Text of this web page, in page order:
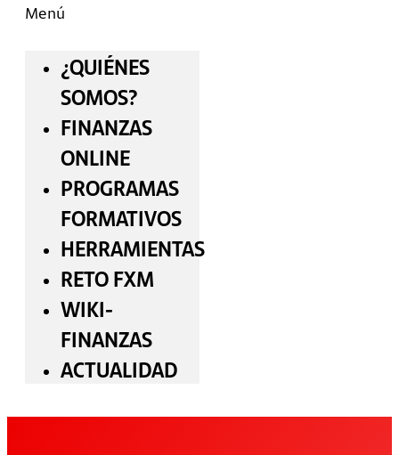
Menú
¿QUIÉNES
SOMOS?
FINANZAS
ONLINE
PROGRAMAS
FORMATIVOS
HERRAMIENTAS
RETO FXM
WIKI-
FINANZAS
ACTUALIDAD